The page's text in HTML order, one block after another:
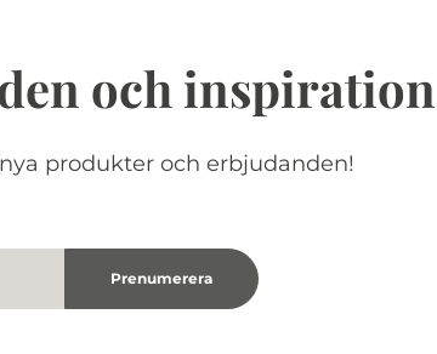
och inspiration
produkter och erbjudanden!